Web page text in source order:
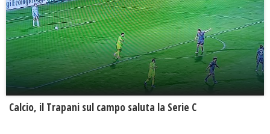
Calcio, il Trapani sul campo saluta la Serie C